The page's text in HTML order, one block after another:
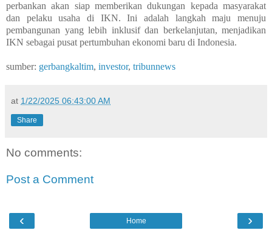
perbankan akan siap memberikan dukungan kepada masyarakat
dan pelaku usaha di IKN. Ini adalah langkah maju menuju
pembangunan yang lebih inklusif dan berkelanjutan, menjadikan
IKN sebagai pusat pertumbuhan ekonomi baru di Indonesia.
sumber: gerbangkaltim, investor, tribunnews
at 1/22/2025 06:43:00 AM
Share
No comments:
Post a Comment
‹ ›
Home